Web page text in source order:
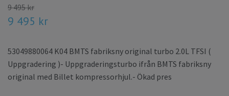
9 495 kr
9 495 kr
53049880064 K04 BMTS fabriksny original turbo 2.0L TFSI (
Uppgradering )- Uppgraderingsturbo ifrån BMTS fabriksny
original med Billet kompressorhjul.- Ökad pres